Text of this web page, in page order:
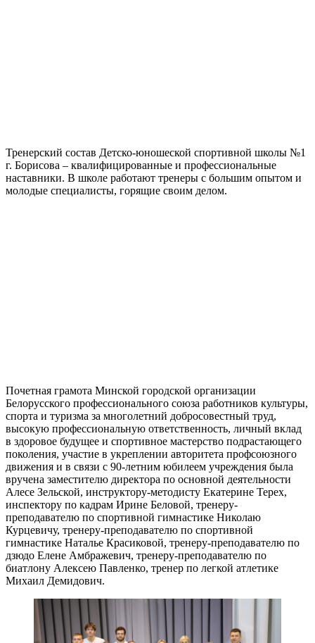
Тренерский состав Детско-юношеской спортивной школы №1
г. Борисова – квалифицированные и профессиональные
наставники. В школе работают тренеры с большим опытом и
молодые специалисты, горящие своим делом.
Почетная грамота Минской городской организации
Белорусского профессионального союза работников культуры,
спорта и туризма за многолетний добросовестный труд,
высокую профессиональную ответственность, личный вклад
в здоровое будущее и спортивное мастерство подрастающего
поколения, участие в укреплении авторитета профсоюзного
движения и в связи с 90-летним юбилеем учреждения была
вручена заместителю директора по основной деятельности
Алесе Зельской, инструктору-методисту Екатерине Терех,
инспектору по кадрам Ирине Беловой, тренеру-
преподавателю по спортивной гимнастике Николаю
Курцевичу, тренеру-преподавателю по спортивной
гимнастике Наталье Красиковой, тренеру-преподавателю по
дзюдо Елене Амбражевич, тренеру-преподавателю по
биатлону Алексею Павленко, тренер по легкой атлетике
Михаил Демидович.